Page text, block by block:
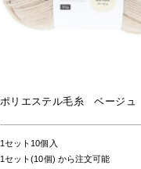
ポリエステル毛糸 ベージュ
1セット10個入
1セット(10個) から注文可能